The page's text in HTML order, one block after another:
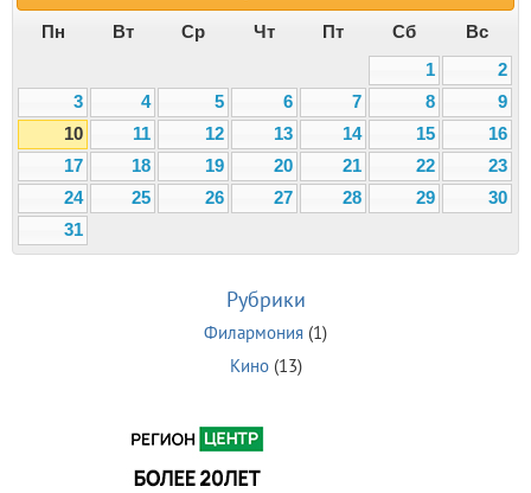
Пн Вт Ср Чт Пт Сб
Вс
1
2
3
4 5 6 7 8
9
10
11 12 13 14 15
16
17
18 19 20 21 22
23
24
25 26 27 28 29
30
31
Рубрики
Филармония (1)
Кино(13)